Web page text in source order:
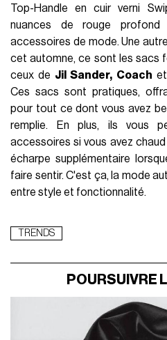
Top-Handle en cuir verni
nuances de rouge
accessoires de mode. Une
cet automne, ce sont les sacs
ceux de Jil Sander, Coach et
Ces sacs sont pratiques,
pour tout ce dont vous avez
remplie. En plus, ils vous
accessoires si vous avez
écharpe supplémentaire
faire sentir. C'est ça, la mode
entre style et fonctionnalité.
TRENDS
POURSUIVRE